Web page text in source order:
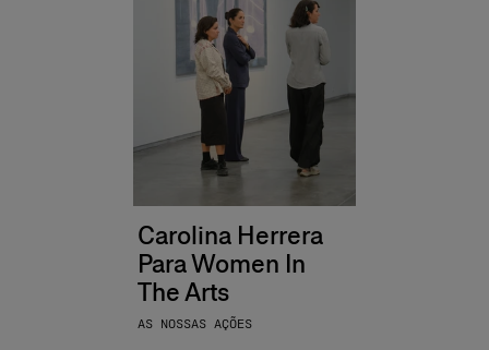
Carolina Herrera
Para Women In
The Arts
AS NOSSAS AÇÕES